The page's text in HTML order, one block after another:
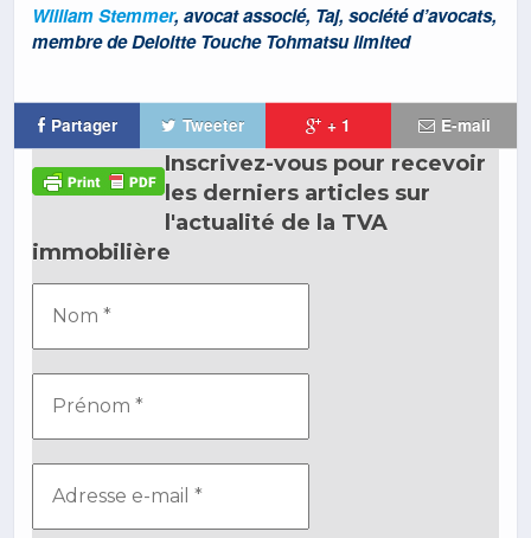
William Stemmer, avocat associé, Taj, société d’avocats,
membre de Deloitte Touche Tohmatsu limited
Partager Tweeter + 1 E-mail
Inscrivez-vous pour recevoir
les derniers articles sur
l'actualité de la TVA
immobilière